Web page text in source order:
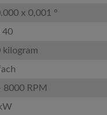
x 0,001 °
40
kilogram
8000 RPM